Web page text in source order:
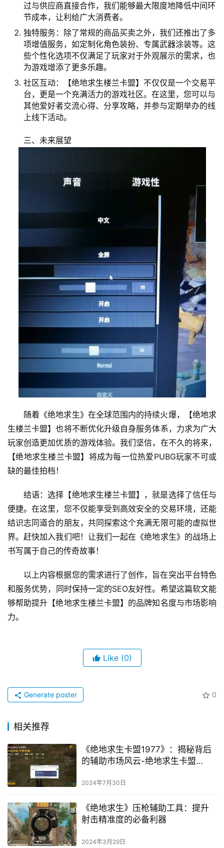
过与供应商直接合作，我们能够最大限度地降低中间环
节成本，让利给广大消费者。
独特服务：除了常规的商品买卖之外，我们还推出了多
项增值服务，如定制化角色装扮、专属武器涂装等。这
些个性化选项不仅满足了玩家对于外观展示的需求，也
为游戏增添了更多乐趣。
社区互动：【绝地求生楼兰卡盟】不仅仅是一个交易平
台，更是一个充满活力的游戏社区。在这里，您可以与
其他爱好者交流心得、分享攻略，并参与定期举办的线
上线下活动。
三、未来展望
随着《绝地求生》在全球范围内的持续火爆，【绝地求
生楼兰卡盟】也将不断优化升级自身服务体系，力求为广大
玩家创造更加优质的游戏体验。我们坚信，在不久的将来，
【绝地求生楼兰卡盟】将成为每一位热爱PUBG玩家不可或
缺的最佳拍档！
结语：选择【绝地求生楼兰卡盟】，就是选择了信任与
便捷。在这里，您不仅能享受到高效安全的交易环境，还能
结识志同道合的朋友，共同探索这个充满无限可能的虚拟世
界。赶快加入我们吧！让我们一起在《绝地求生》的战场上
书写属于自己的传奇故事！
以上内容根据您的需求进行了创作，旨在突出平台特色
和服务优势，同时保持一定的SEO友好性。希望这篇软文能
够帮助提升【绝地求生楼兰卡盟】的品牌知名度与市场影响
力。
Like (0)
0
Generate poster
相关推荐
《绝地求生卡盟1977》：揭秘背后
的辅助市场风云-绝地求生卡盟
析
2024年7月30日
《绝地求生》压枪辅助工具：提升
射击精准度的必备利器
2024年3月29日